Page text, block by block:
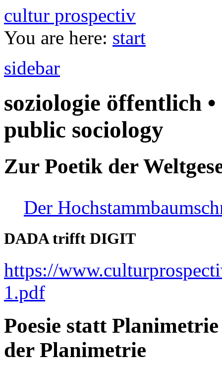
cultur prospectiv
You are here: start
sidebar
soziologie öffentlich
public sociology
Zur Poetik der
Der
DADA trifft DIGIT
https://
1.pdf
Poesie statt
der Planimetrie